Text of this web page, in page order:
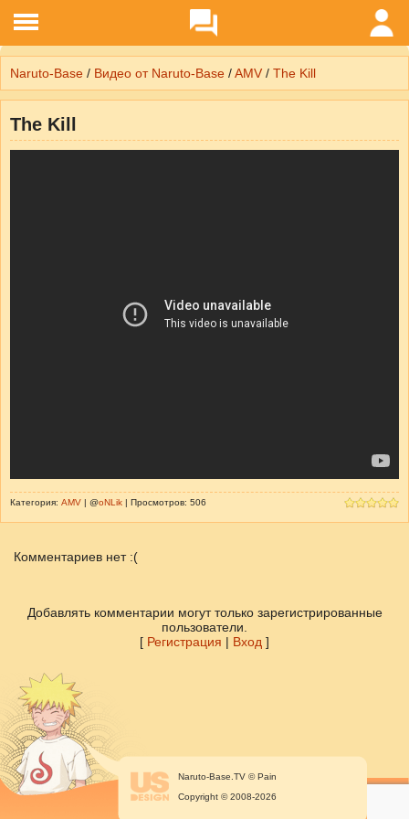
Naruto-Base / Видео от Naruto-Base /AMV / The Kill
The Kill
Категория: AMV | @oNLik | Просмотров: 506
Комментариев нет :(
Добавлять комментарии могут только зарегистрированные
пользователи.
[ Регистрация | Вход ]
Naruto-Base.TV © Pain
Copyright © 2008-2026